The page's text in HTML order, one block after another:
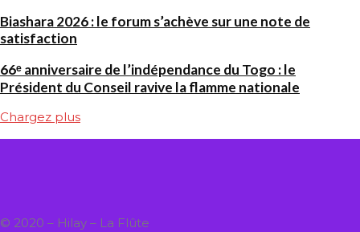
Biashara 2026 : le forum s’achève sur une note de
satisfaction
66ᵉ anniversaire de l’indépendance du Togo : le
Président du Conseil ravive la flamme nationale
Chargez plus
© 2020 – Hilay – La Flûte